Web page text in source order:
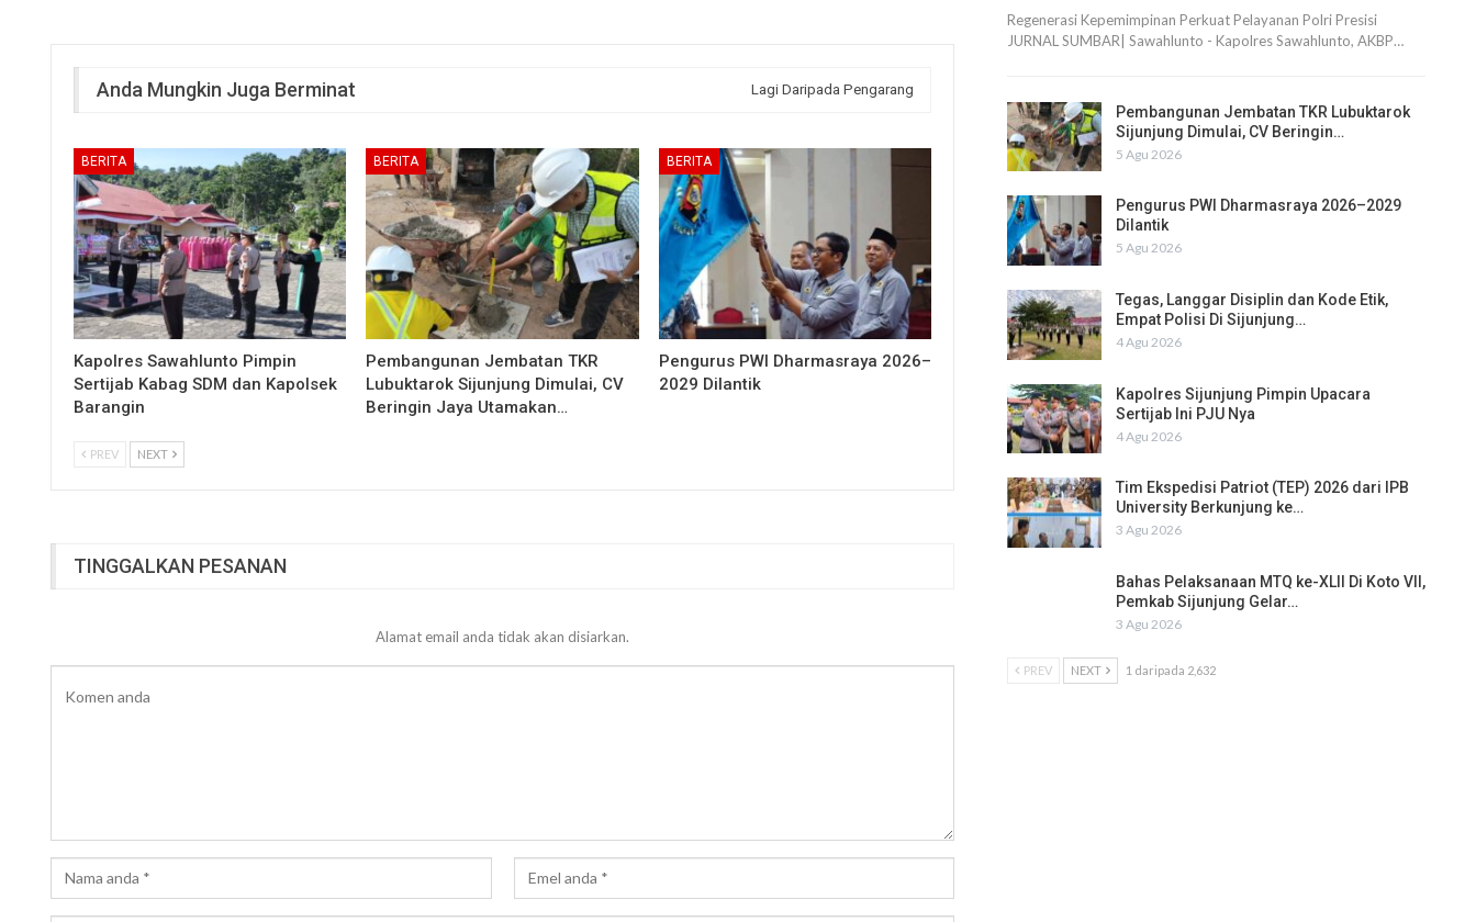
Anda Mungkin Juga Berminat Lagi Daripada Pengarang
BERITA
Kapolres Sawahlunto Pimpin
Sertijab Kabag SDM dan Kapolsek
Barangin
BERITA
Pembangunan Jembatan TKR
Lubuktarok Sijunjung Dimulai, CV
Beringin Jaya Utamakan…
BERITA
Pengurus PWI Dharmasraya 2026–
2029 Dilantik
PREV NEXT
TINGGALKAN PESANAN
Alamat email anda tidak akan disiarkan.
Regenerasi Kepemimpinan Perkuat Pelayanan Polri Presisi
JURNAL SUMBAR| Sawahlunto - Kapolres Sawahlunto, AKBP…
Pembangunan Jembatan TKR Lubuktarok
Sijunjung Dimulai, CV Beringin…
5 Agu 2026
Pengurus PWI Dharmasraya 2026–2029
Dilantik
5 Agu 2026
Tegas, Langgar Disiplin dan Kode Etik,
Empat Polisi Di Sijunjung…
4 Agu 2026
Kapolres Sijunjung Pimpin Upacara
Sertijab Ini PJU Nya
4 Agu 2026
Tim Ekspedisi Patriot (TEP) 2026 dari IPB
University Berkunjung ke…
3 Agu 2026
Bahas Pelaksanaan MTQ ke-XLII Di Koto VII,
Pemkab Sijunjung Gelar…
3 Agu 2026
PREV NEXT 1 daripada 2,632